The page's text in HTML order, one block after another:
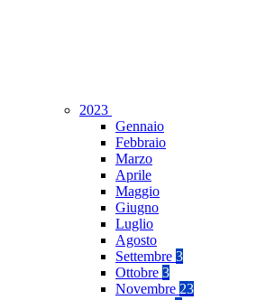
2023
Gennaio
Febbraio
Marzo
Aprile
Maggio
Giugno
Luglio
Agosto
Settembre 3
Ottobre 3
Novembre 23